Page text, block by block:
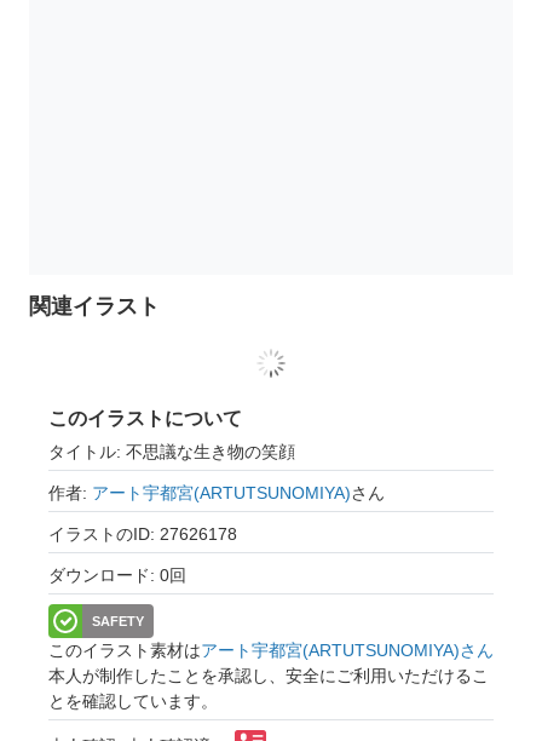
関連イラスト
このイラストについて
タイトル: 不思議な生き物の笑顔
作者: アート宇都宮(ARTUTSUNOMIYA)さん
イラストのID: 27626178
ダウンロード: 0回
SAFETY
このイラスト素材はアート宇都宮(ARTUTSUNOMIYA)さん
本人が制作したことを承認し、安全にご利用いただけるこ
とを確認しています。